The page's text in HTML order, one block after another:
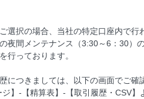
選択の場合、当社の特定口座内で
夜間メンテナンス（3:30～6：30）
行っております。
につきましては、以下の画面でご確
ジ】-【精算表】-【取引履歴・CSV